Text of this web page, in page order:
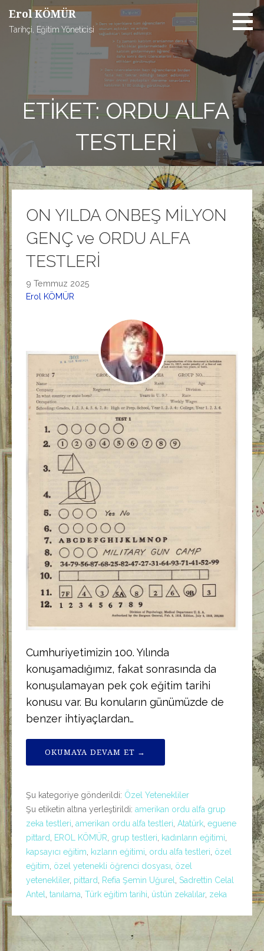
atla
Erol KÖMÜR
Tarihçi, Eğitim Yöneticisi
ETIKET: ORDU ALFA
TESTLERI
ON YILDA ONBEŞ MİLYON
GENÇ ve ORDU ALFA
TESTLERİ
9 Temmuz 2025
Erol KÖMÜR
Cumhuriyetimizin 100. Yılında
konuşamadığımız, fakat sonrasında da
konuşulamayan pek çok eğitim tarihi
konusu var. Bu konuların günümüzde de
benzer ihtiyaçlardan…
OKUMAYA DEVAM ET →
Şu kategoriye gönderildi: Özel Yetenekliler
Şu etiketin altına yerleştirildi: amerikan ordu alfa grup
zeka testleri amerikan ordu alfa testleri Atatürk eguene
pittard
EROL KÖMÜR grup testleri kadınların eğitimi
kapsayıcı eğitim
kızların eğitimi ordu alfa testleri özel
eğitim özel yetenekli öğrenci dosyası özel
yetenekliler, pittard Refia Şemin Uğurel
Sadrettin Celal
Antel
tanılama Türk eğitim tarihi üstün zekalılar, zeka